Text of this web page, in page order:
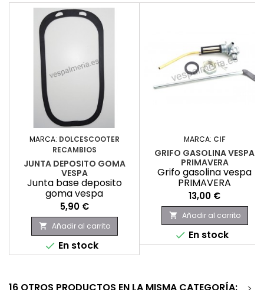
MARCA: DOLCESCOOTER
RECAMBIOS
JUNTA DEPOSITO GOMA
VESPA
Junta base deposito
goma vespa
Precio
5,90 €
 Añadir al carrito
 En stock
MARCA: CIF
GRIFO GASOLINA VESPA
PRIMAVERA
Grifo gasolina vespa
PRIMAVERA
Precio
13,00 €
 Añadir al carrito
 En stock